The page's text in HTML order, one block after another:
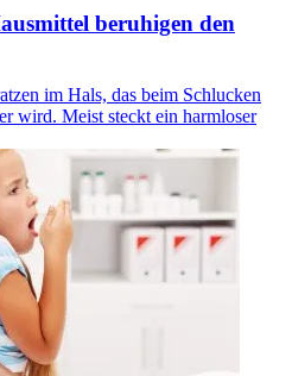
beruhigen den
im Hals, das beim Schlucken
wird. Meist steckt ein harmloser